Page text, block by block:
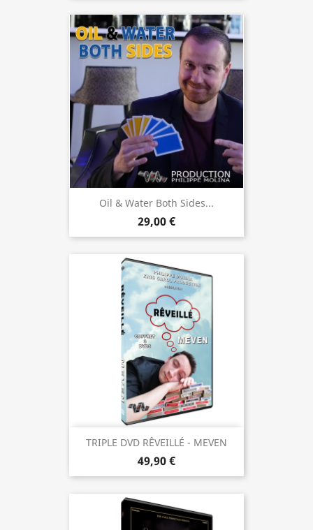
Oil & Water Both Sides...
29,00 €
TRIPLE DVD RÊVEILLÉ - MEVEN
49,90 €